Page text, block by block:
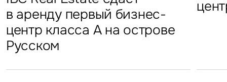
в аренду первый бизнес-
центр класса А на острове
Русском
«Атлант-Парк»
Петровский парк откроется
в отеле Hyatt Regency
гостиничных комплексов
Подмосковья перешел
под управление компании